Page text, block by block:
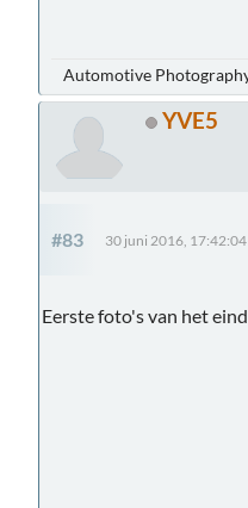
Automotive
YVE5
#83 30 juni 2016, 17:42:04
Eerste foto's van het